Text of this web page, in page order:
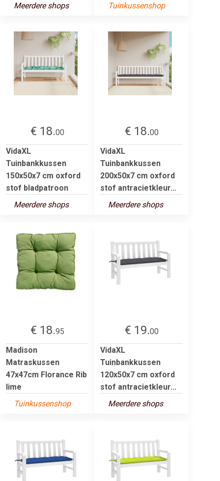
Meerdere shops
Tuinkussenshop
€ 18.00
VidaXL
Tuinbankkussen
150x50x7 cm oxford
stof bladpatroon
Meerdere shops
€ 18.00
VidaXL
Tuinbankkussen
200x50x7 cm oxford
stof antracietkleur...
Meerdere shops
€ 18.95
Madison
Matraskussen
47x47cm Florance Rib
lime
Tuinkussenshop
€ 19.00
VidaXL
Tuinbankkussen
120x50x7 cm oxford
stof antracietkleur...
Meerdere shops